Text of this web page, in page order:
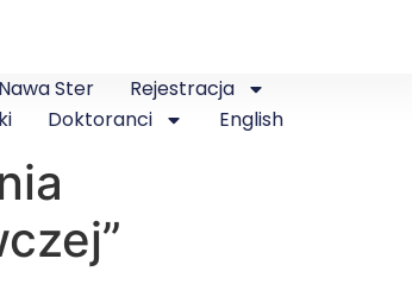
Nawa Ster
Rejestracja
Doktoranci English